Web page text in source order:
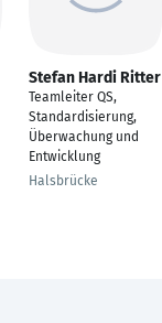
Stefan Hardi Ritter
Teamleiter QS,
Standardisierung,
Überwachung und
Entwicklung
Halsbrücke